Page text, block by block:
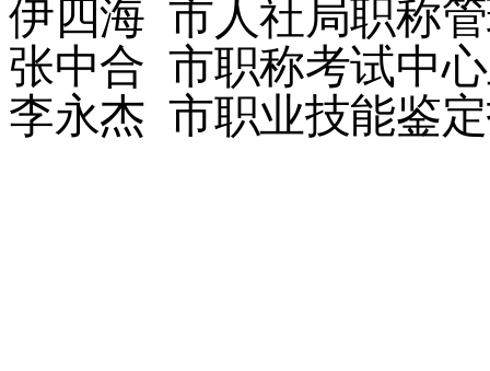
伊四海 市人社局职称
张中合 市职称考试中
李永杰 市职业技能鉴